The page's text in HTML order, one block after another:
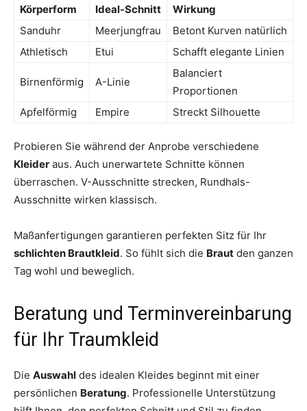
Körperform Ideal-Schnitt
Wirkung
Sanduhr
Meerjungfrau
Betont Kurven natürlich
Athletisch
Etui Schafft elegante Linien
Birnenförmig A-Linie
Balanciert
Proportionen
Apfelförmig
Empire Streckt Silhouette
Probieren Sie während der Anprobe verschiedene
Kleider aus. Auch unerwartete Schnitte können
überraschen. V-Ausschnitte strecken, Rundhals-
Ausschnitte wirken klassisch.
Maßanfertigungen garantieren perfekten Sitz für Ihr
schlichten Brautkleid. So fühlt sich die Braut den ganzen
Tag wohl und beweglich.
Beratung und Terminvereinbarung
für Ihr Traumkleid
Die Auswahl des idealen Kleides beginnt mit einer
persönlichen Beratung. Professionelle Unterstützung